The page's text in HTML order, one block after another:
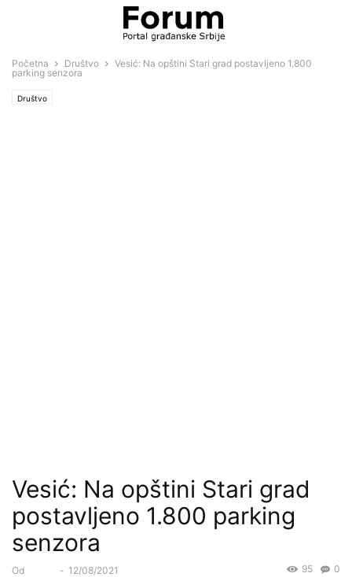
Početna Društvo
Vesić: Na opštini Stari grad postavljeno 1.800
parking senzora
Društvo
Vesić: Na opštini Stari grad
postavljeno 1.800 parking
senzora
Od - 12/08/2021 0
95